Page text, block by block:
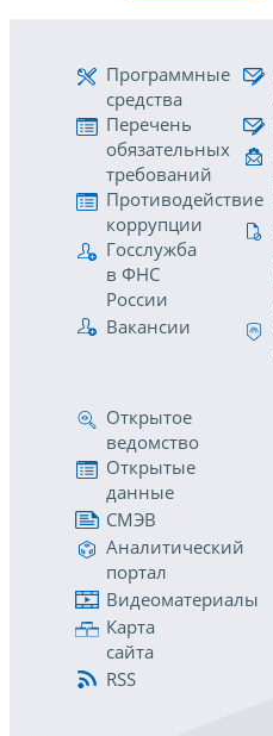
Программные
средства
Перечень
обязательных
требований
Противодействие
коррупции
Госслужба
в ФНС
России
Вакансии
Открытое
ведомство
Открытые
данные
СМЭВ
Аналитический
портал
Видеоматериалы
Карта
сайта
RSS